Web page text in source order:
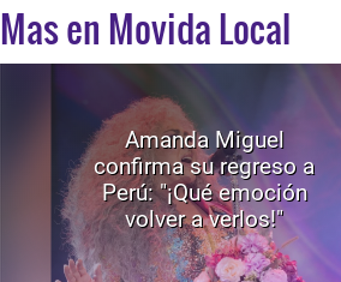
Mas en Movida Local
Amanda Miguel
confirma su regreso a
Perú: "¡Qué emoción
volver a verlos!"